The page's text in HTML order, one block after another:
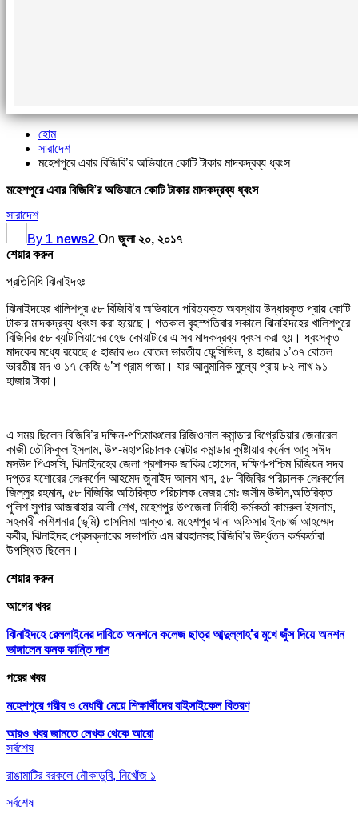
হোম
সারাদেশ
মহেশপুরে এবার বিজিবি’র অভিযানে কোটি টাকার মাদকদ্রব্য ধ্বংস
মহেশপুরে এবার বিজিবি’র অভিযানে কোটি টাকার মাদকদ্রব্য ধ্বংস
সারাদেশ
By 1 news2 On জুলা ২০, ২০১৭
শেয়ার করুন
প্রতিনিধি ঝিনাইদহঃ
ঝিনাইদহের খালিশপুর ৫৮ বিজিবি’র অভিযানে পরিত্যক্ত অবস্থায় উদ্ধারকৃত প্রায় কোটি
টাকার মাদকদ্রব্য ধ্বংস করা হয়েছে। গতকাল বৃহস্পতিবার সকালে ঝিনাইদহের খালিশপুরে
বিজিবির ৫৮ ব্যাটালিয়ানের হেড কোয়াটারে এ সব মাদকদ্রব্য ধ্বংস করা হয়। ধ্বংসকৃত
মাদকের মধ্যে রয়েছে ৫ হাজার ৬০ বোতল ভারতীয় ফেন্সিডিল, ৪ হাজার ১’৩৭ বোতল
ভারতীয় মদ ও ১৭ কেজি ৬’শ গ্রাম গাজা। যার আনুমানিক মুল্যে প্রায় ৮২ লাখ ৯১
হাজার টাকা।
এ সময় ছিলেন বিজিবি’র দক্ষিন-পশ্চিমাঞ্চলের রিজিওনাল কমান্ডার বিগ্রেডিয়ার জেনারেল
কাজী তৌফিকুল ইসলাম, উপ-মহাপরিচালক সেক্টার কমান্ডার কুষ্টিায়ার কর্নেল আবু সঈদ
মসউদ পিএসসি, ঝিনাইদহের জেলা প্রশাসক জাকির হোসেন, দক্ষিণ-পশ্চিম রিজিয়ন সদর
দপ্তর যশোরের লেঃকর্ণেল আহমেদ জুনাইদ আলম খান, ৫৮ বিজিবির পরিচালক লেঃকর্ণেল
জিল্লুর রহমান, ৫৮ বিজিবির অতিরিক্ত পরিচালক মেজর মোঃ জসীম উদ্দীন,অতিরিক্ত
পুলিশ সুপার আজবাহার আলী শেখ, মহেশপুর উপজেলা নির্বাহী কর্মকর্তা কামরুল ইসলাম,
সহকারী কশিশনার (ভূমি) তাসলিমা আক্তার, মহেশপুর থানা অফিসার ইনচার্জ আহম্মেদ
কবীর, ঝিনাইদহ প্রেসক্লাবের সভাপতি এম রায়হানসহ বিজিবি’র উর্দ্ধতন কর্মকর্তারা
উপস্থিত ছিলেন।
শেয়ার করুন
আগের খবর
ঝিনাইদহে রেললাইনের দাবিতে অনশনে কলেজ ছাত্র আব্দুল্লাহ’র মুখে জুঁস দিয়ে অনশন
ভাঙ্গালেন কনক কান্তি দাস
পরের খবর
মহেশপুরে গরীব ও মেধাবী মেয়ে শিক্ষার্থীদের বাইসাইকেল বিতরণ
আরও খবর জানতে লেখক থেকে আরো
সর্বশেষ
রাঙামাটির বরকলে নৌকাডুবি, নিখোঁজ ১
সর্বশেষ